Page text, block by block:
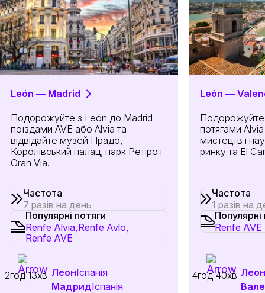
León — Madrid
Подорожуйте з León до Madrid
поїздами AVE або Alvia та
відвідайте музей Прадо,
Королівський палац, парк Ретіро і
Gran Via.
Частота
7 разів на день
Популярні потяги
Renfe Alvia,Renfe Avlo,
Renfe AVE
ЛеонІспанія
2год 13хв
МадридІспанія
León —
Подорожуйте
потягами
мистецтв і
ринку та El
Частота
1 разів на
Популярні
Renfe AVE
Леон
4год 40хв